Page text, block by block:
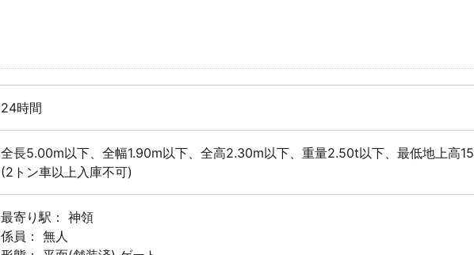
24時間
全長5.00m以下、全幅1.90m以下、全高2.30m以下、重量2.50t以下、最低地上高
(2トン車以上入庫不可)
最寄り駅： 神領
係員： 無人